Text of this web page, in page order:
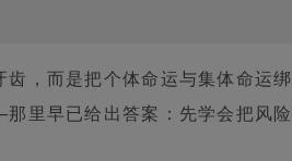
，而是把个体命运与集体命运
里早已给出答案：先学会把风